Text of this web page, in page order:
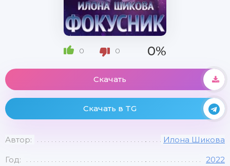
0 0 0%
Скачать
Скачать в TG
Автор: Илона Шикова
Год: 2022